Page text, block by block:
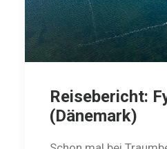
Reisebericht:
(Dänemark)